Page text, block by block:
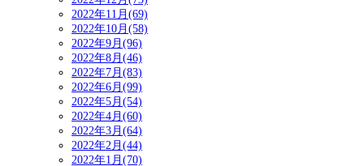
2022年11月(69)
2022年10月(58)
2022年9月(96)
2022年8月(46)
2022年7月(83)
2022年6月(99)
2022年5月(54)
2022年4月(60)
2022年3月(64)
2022年2月(44)
2022年1月(70)